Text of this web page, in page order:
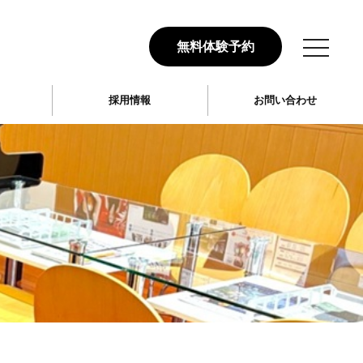
toggle
navigation
無料体験予約
採用情報 お問い合わせ